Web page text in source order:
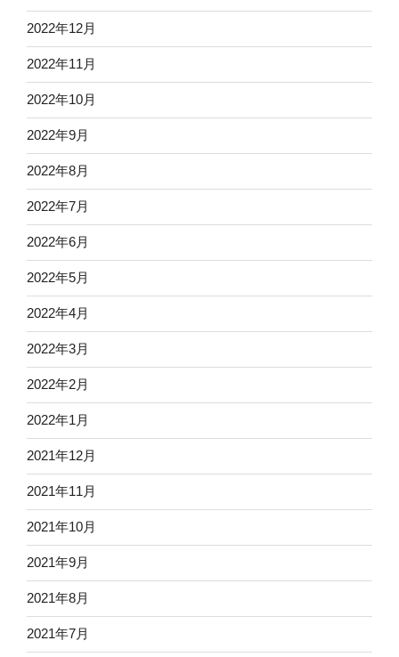
2022年12月
2022年11月
2022年10月
2022年9月
2022年8月
2022年7月
2022年6月
2022年5月
2022年4月
2022年3月
2022年2月
2022年1月
2021年12月
2021年11月
2021年10月
2021年9月
2021年8月
2021年7月